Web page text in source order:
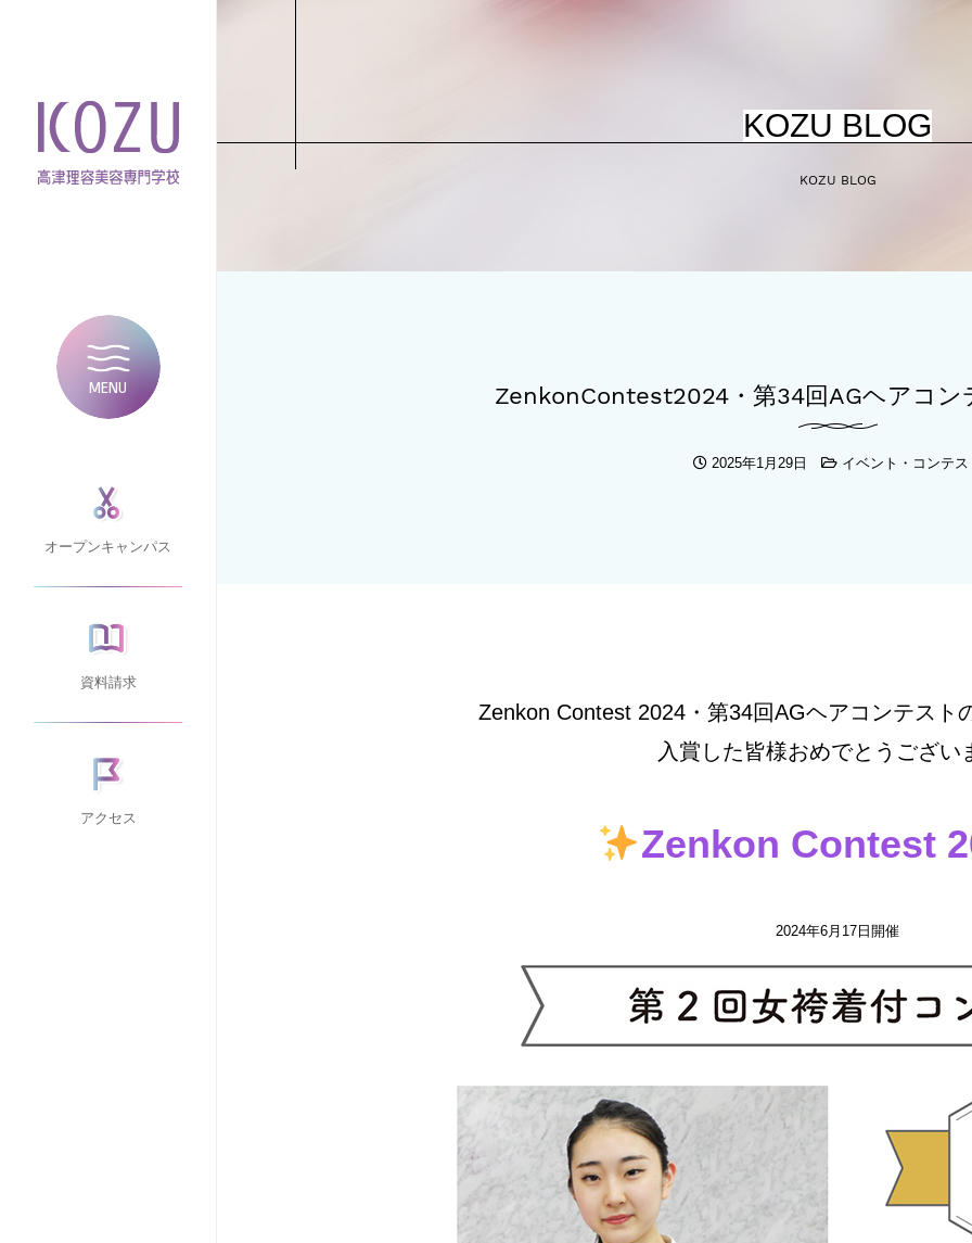
MENU
オープンキャンパス
資料請求
アクセス
KOZU BLOG
KOZU BLOG
ZenkonContest2024・第34回AGヘアコ
2025年1月29日 イベント・コンテス
Zenkon Contest 2024・第34回AGヘアコンテスト
入賞した皆様おめでとうござい
Zenkon Contest
2024年6月17日開催